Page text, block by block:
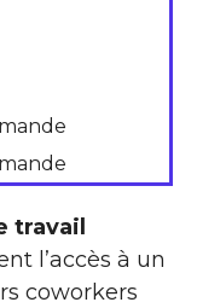
travail
l’accès à un
coworkers